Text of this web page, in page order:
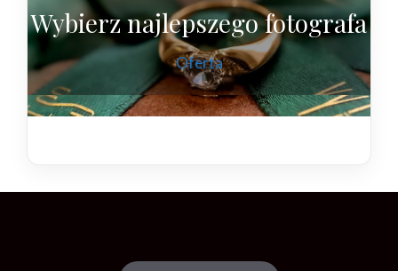
Wybierz najlepszego fotografa
Oferta